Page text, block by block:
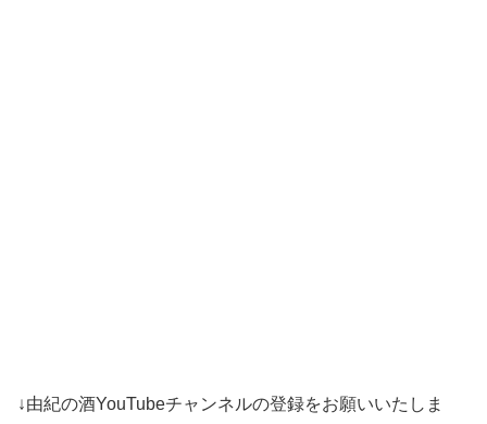
↓由紀の酒YouTubeチャンネルの登録をお願いいたしま